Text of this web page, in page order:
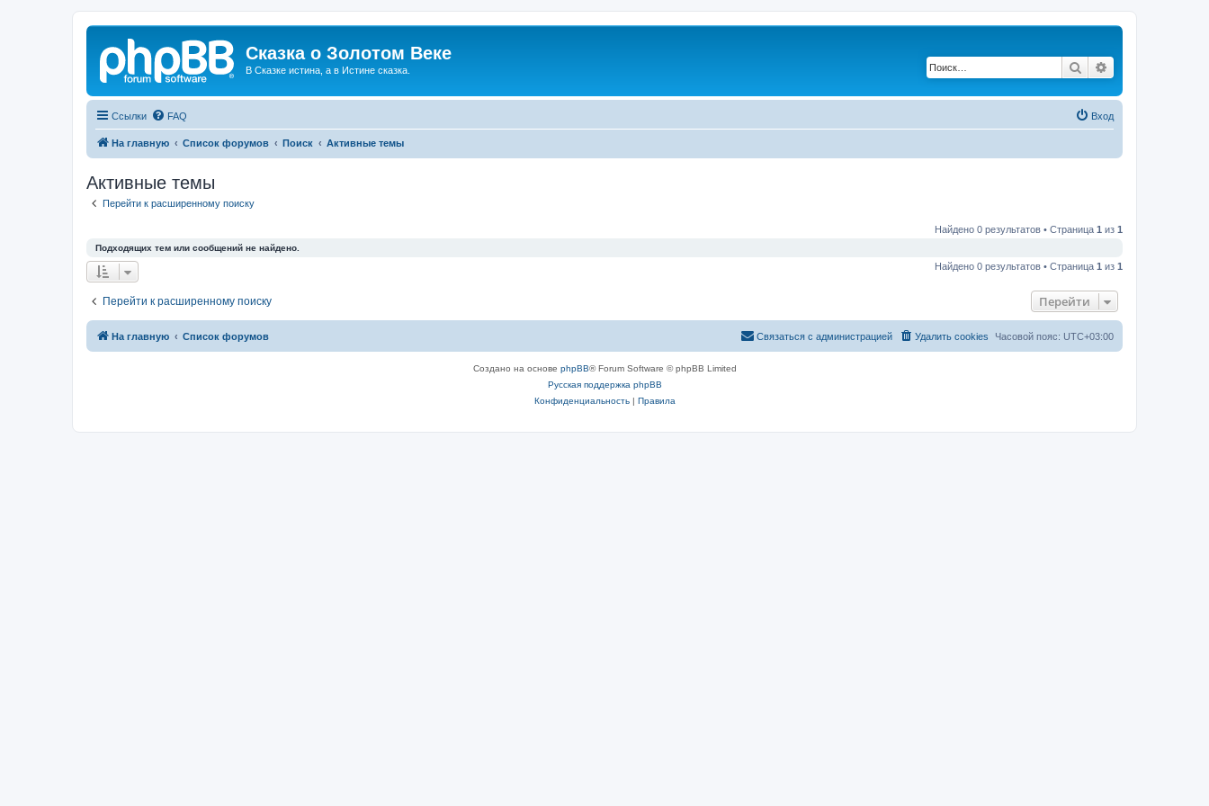
Сказка о Золотом Веке
В Сказке истина, а в Истине сказка. Поиск
Ссылки FAQ Вход
На главную Список форумов Поиск Активные темы
Активные темы
Перейти к расширенному поиску
Найдено 0 результатов • Страница 1 из 1
Подходящих тем или сообщений не найдено.
Найдено 0 результатов • Страница 1 из 1
Перейти к расширенному поиску Перейти
На главную Список форумов Часовой пояс: UTC+03:00
Удалить cookies
Связаться с администрацией
Создано на основе phpBB® Forum Software © phpBB Limited
Русская поддержка phpBB
Конфиденциальность| Правила